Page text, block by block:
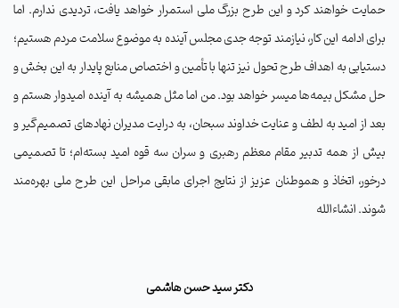
حمایت خواهند کرد و این طرح بزرگ ملی استمرار خواهد یافت، تردیدی ندارم. اما
برای ادامه این کار، نیازمند توجه جدی مجلس آینده به موضوع سلامت مردم هستیم؛
دستیابی به اهداف طرح تحول نیز تنها با تأمین و اختصاص منابع پایدار به این بخش و
حل مشکل بیمه‌ها میسر خواهد بود. من اما مثل همیشه به آینده امیدوار هستم و
بعد از اميد به لطف و عنايت خداوند سبحان، به درایت مدیران نهادهای تصمیم‌گیر و
بیش از همه تدبیر مقام معظم رهبری و سران سه قوه اميد بسته‌ام؛ تا تصمیمی
درخور، اتخاذ و هموطنان عزیز از نتایج اجرای مابقی مراحل این طرح ملی بهره‌مند
شوند. انشاءالله
دکتر سید حسن هاشمی